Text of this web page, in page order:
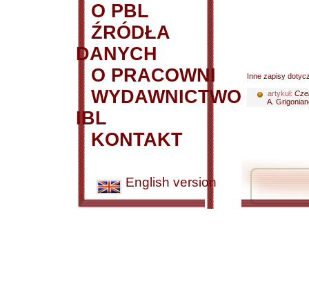
O PBL
ŹRÓDŁA
DANYCH
O PRACOWNI
WYDAWNICTWO
IBL
KONTAKT
English version
Inne zapisy
artykuł:
A.